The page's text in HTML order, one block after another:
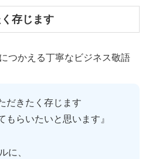
存じます
つかえる丁寧なビジネス敬語
だきたく存じます
らいたいと思います』
に、